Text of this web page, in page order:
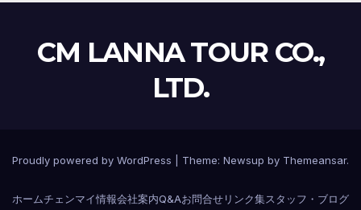
CM LANNA TOUR CO.,
LTD.
Proudly powered by WordPress Theme: Newsup by Themeansar.
ホームチェンマイ情報会社案内Q&Aお問合せリンク集スタッフ・ブログ